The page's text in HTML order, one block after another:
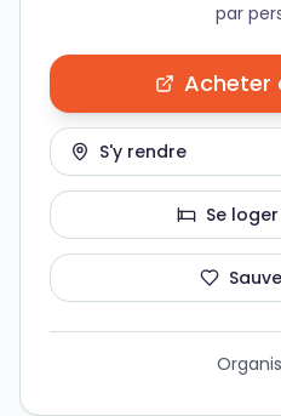
par
Acheter
S'y rendre
Se